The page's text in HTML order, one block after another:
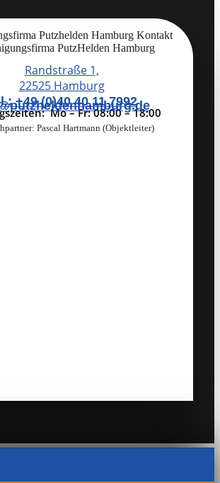
Randstraße 1,
22525 Hamburg
+49 (0)40 40 11 7992
Mo – Fr: 08:00 – 18:00
Pascal Hartmann (Objektleiter)